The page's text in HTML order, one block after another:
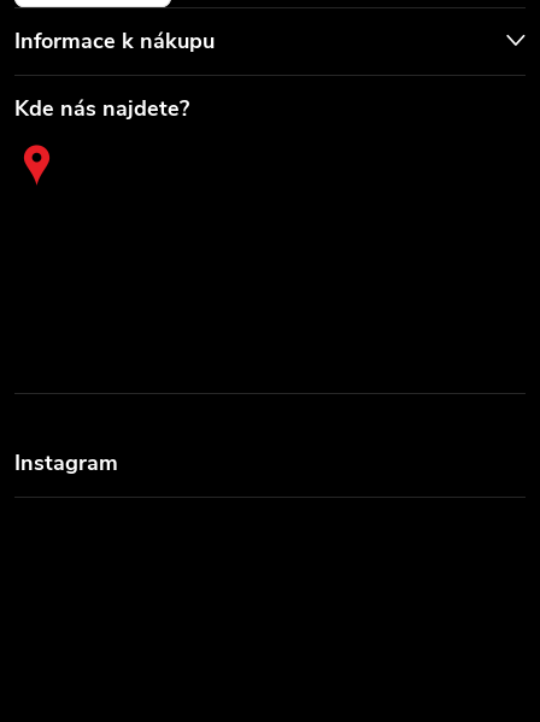
Informace k nákupu
Kde nás najdete?
Instagram